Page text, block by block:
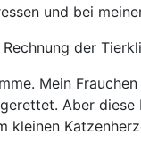
und bei
der
Mein
Aber
kleinen